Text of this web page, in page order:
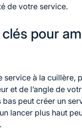
de votre service.
pour
service à la cuillère,
et de l’angle de
bas peut créer un
lancer plus haut